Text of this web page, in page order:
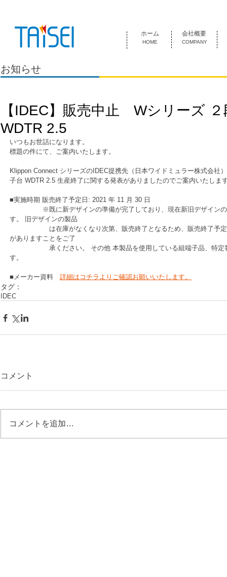
HOME COMPANY
ホーム 会社概要
お知らせ
【IDEC】販売中止 Wシリーズ
WDTR 2.5
いつもお世話になります。
標題の件にて、ご案内いたします。
Klippon Connect シリーズのIDEC提携先（日本ワイドミュラー株式会社
子台 WDTR 2.5 生産終了に関する発表がありましたのでご案内いたしま
■実施時期 販売終了予定日: 2021 年 11 月 30 日
※既に新デザインの準備が完了しており、現在新旧デザインの
す。 旧デザインの製品
は在庫がなくなり次第、販売終了となるため、販売終了予定日
がありますことをご了
承ください。 その他 本製品を使用している組端子品、特定客
す。
■メーカー資料 詳細はコチラよりご確認お願いいたします。
タグ：
IDEC
コメント
コメントを追加…